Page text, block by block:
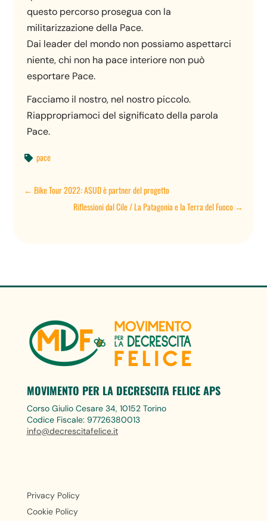
questo percorso prosegua con la
militarizzazione della Pace.
Dai leader del mondo non possiamo aspettarci
niente, chi non ha pace interiore non può
esportare Pace.
Facciamo il nostro, nel nostro piccolo.
Riappropriamoci del significato della parola
Pace.
 pace
←Bike Tour 2022: ASUD è partner del progetto
Riflessioni dal Cile / La Patagonia e la Terra del Fuoco→
MOVIMENTO PER LA DECRESCITA FELICE APS
Corso Giulio Cesare 34, 10152 Torino
Codice Fiscale: 97726380013
info@decrescitafelice.it
Privacy Policy
Cookie Policy